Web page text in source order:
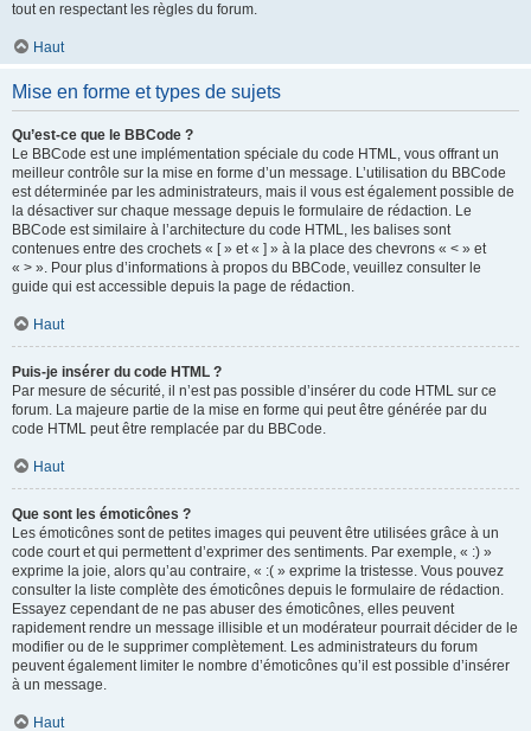
tout en respectant les règles du forum.
Haut
Mise en forme et types de sujets
Qu’est-ce que le BBCode ?
Le BBCode est une implémentation spéciale du code HTML, vous offrant un
meilleur contrôle sur la mise en forme d’un message. L’utilisation du BBCode
est déterminée par les administrateurs, mais il vous est également possible de
la désactiver sur chaque message depuis le formulaire de rédaction. Le
BBCode est similaire à l’architecture du code HTML, les balises sont
contenues entre des crochets « [ » et « ] » à la place des chevrons « < » et
« > ». Pour plus d’informations à propos du BBCode, veuillez consulter le
guide qui est accessible depuis la page de rédaction.
Haut
Puis-je insérer du code HTML ?
Par mesure de sécurité, il n’est pas possible d’insérer du code HTML sur ce
forum. La majeure partie de la mise en forme qui peut être générée par du
code HTML peut être remplacée par du BBCode.
Haut
Que sont les émoticônes ?
Les émoticônes sont de petites images qui peuvent être utilisées grâce à un
code court et qui permettent d’exprimer des sentiments. Par exemple, « :) »
exprime la joie, alors qu’au contraire, « :( » exprime la tristesse. Vous pouvez
consulter la liste complète des émoticônes depuis le formulaire de rédaction.
Essayez cependant de ne pas abuser des émoticônes, elles peuvent
rapidement rendre un message illisible et un modérateur pourrait décider de le
modifier ou de le supprimer complètement. Les administrateurs du forum
peuvent également limiter le nombre d’émoticônes qu’il est possible d’insérer
à un message.
Haut